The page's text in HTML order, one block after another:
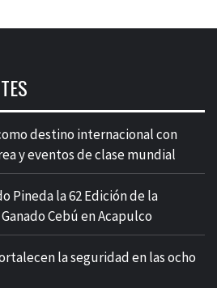
destino internacional con
y eventos de clase mundial
Pineda la 62 Edición de la
Cebú en Acapulco
la seguridad en las ocho